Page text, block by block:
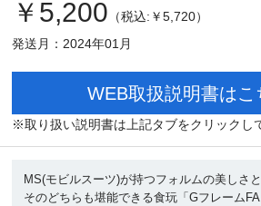
￥5,200 （税込:￥5,720）
発送月：2024年01月
WEB取扱説明書はこ
※取り扱い説明書は上記タブをクリックし
MS(モビルスーツ)が持つフォルムの美しさ
そのどちらも堪能できる食玩「Gフレーム